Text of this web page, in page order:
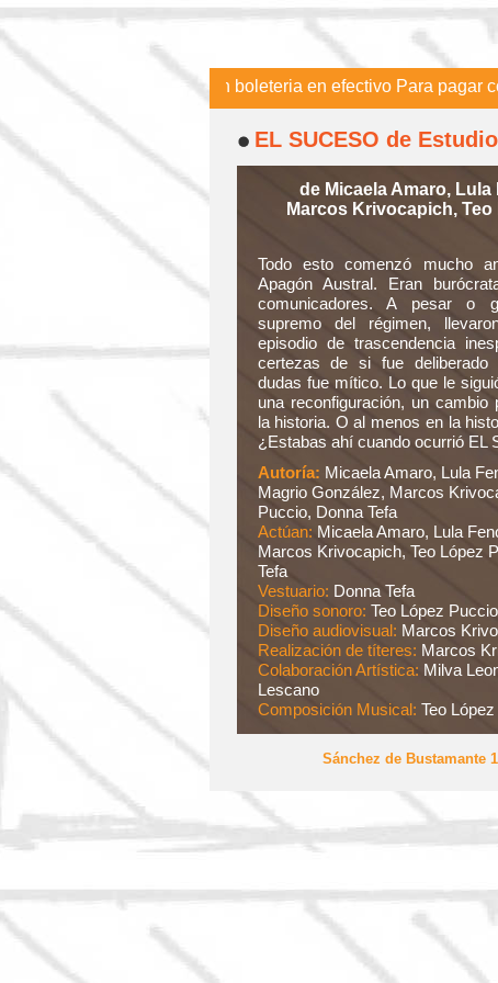
Teatro y se pagan en boleteria en efectivo Para pagar
EL SUCESO de
de Micaela Amaro,
Marcos Krivocapich,
Todo esto comenzó mucho
Apagón Austral. Eran
comunicadores. A pesar o
supremo del régimen,
episodio de trascendencia
certezas de si fue
dudas fue mítico. Lo que le
una reconfiguración, un cambio
la historia. O al menos en la
¿Estabas ahí cuando ocurrió EL
Autoría: Micaela Amaro, Lula
Magrio González, Marcos
Puccio, Donna Tefa
Actúan: Micaela Amaro, Lula
Marcos Krivocapich, Teo López
Tefa
Vestuario: Donna Tefa
Diseño sonoro: Teo López Puccio
Diseño audiovisual: Marcos
Realización de títeres: Marcos
Colaboración Artística: Milva
Lescano
Composición Musical: Teo
Sánchez de Bustamante